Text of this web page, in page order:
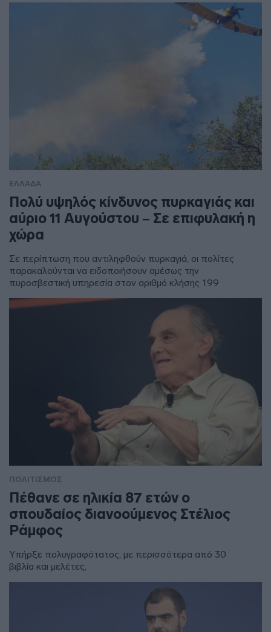
ΕΛΛΑΔΑ
Πολύ υψηλός κίνδυνος πυρκαγιάς και
αύριο 11 Αυγούστου – Σε επιφυλακή η
χώρα
Σε περίπτωση που αντιληφθούν πυρκαγιά, οι πολίτες
παρακαλούνται να ειδοποιήσουν αμέσως την
πυροσβεστική υπηρεσία στον αριθμό κλήσης 199
ΠΟΛΙΤΙΣΜΟΣ
Πέθανε σε ηλικία 87 ετών ο
σπουδαίος διανοούμενος Στέλιος
Ράμφος
Υπήρξε πολυγραφότατος, με περισσότερα από 30
βιβλία και μελέτες,